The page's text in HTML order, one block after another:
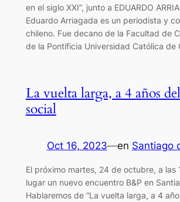
en el siglo XXI”, junto a EDUARDO
Eduardo Arriagada es un periodista y
chileno. Fue decano de la Facultad de
de la Pontificia Universidad Católica de
La vuelta larga, a 4 años
social
Oct 16, 2023—en Santiago
El próximo martes, 24 de octubre, a las
lugar un nuevo encuentro B&P en
Hablaremos de “La vuelta larga, a 4